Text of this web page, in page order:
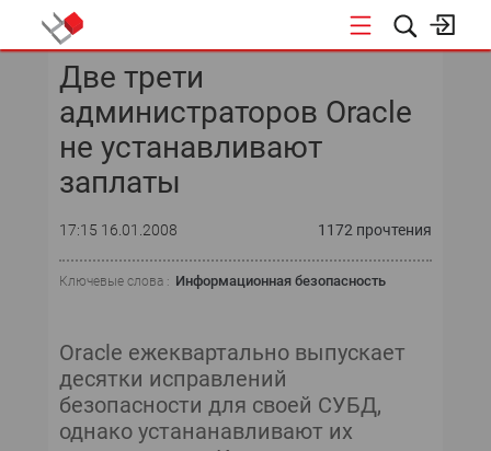
«ОТКРЫТЫЕ СИСТЕМЫ»
DATA&AI
ИТ-ИНФРАСТРУКТУРА
Две трети
администраторов Oracle
не устанавливают
заплаты
17:15 16.01.2008 1172 прочтения
Ключевые слова : Информационная безопасность
Oracle ежеквартально выпускает
десятки исправлений
безопасности для своей СУБД,
однако устананавливают их